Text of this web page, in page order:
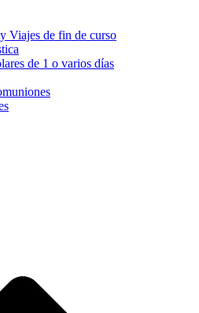
Viajes de fin de curso
de 1 o varios días